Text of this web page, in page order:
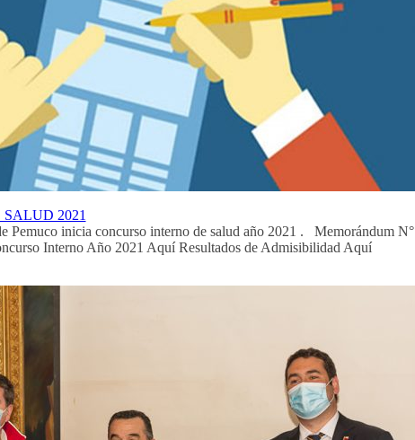
2021
Pemuco inicia concurso interno de salud año 2021 . Memorándum N°
Interno Año 2021 Aquí Resultados de Admisibilidad Aquí